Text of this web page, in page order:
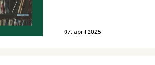
07. april 2025